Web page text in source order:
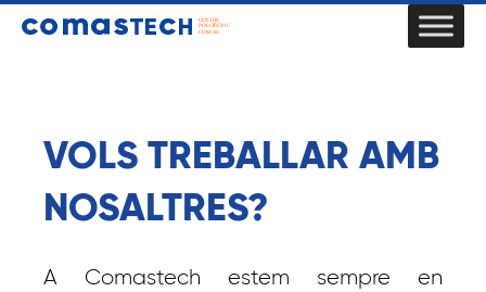
VOLS TREBALLAR AMB
NOSALTRES?
A Comastech estem sempre en